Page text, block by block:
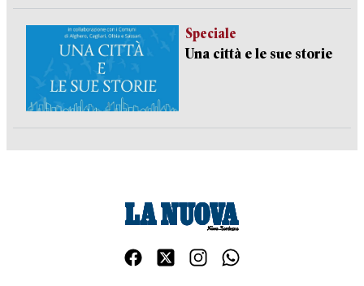
Speciale
Una città e le sue storie